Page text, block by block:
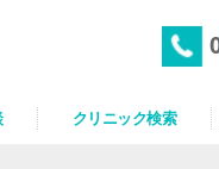
クリニック検索